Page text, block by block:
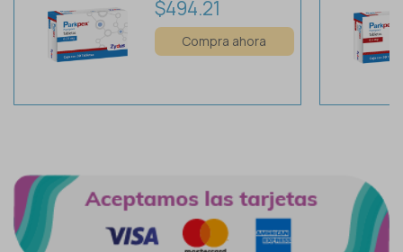
$494.21
Compra ahora